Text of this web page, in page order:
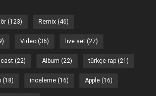
(123) Remix (46)
Video (36) live set (27)
(22) Album (22) türkçe rap (21)
(18) inceleme (16) Apple (16)